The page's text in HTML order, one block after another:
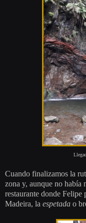
Cuando finalizamos la
zona y, aunque no había
restaurante donde Felipe
Madeira, la espetada o